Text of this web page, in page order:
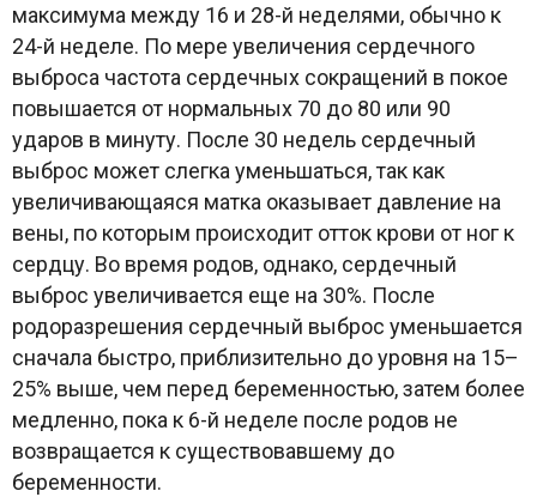
максимума между 16 и 28-й неделями, обычно к
24-й неделе. По мере увеличения сердечного
выброса частота сердечных сокращений в покое
повышается от нормальных 70 до 80 или 90
ударов в минуту. После 30 недель сердечный
выброс может слегка уменьшаться, так как
увеличивающаяся матка оказывает давление на
вены, по которым происходит отток крови от ног к
сердцу. Во время родов, однако, сердечный
выброс увеличивается еще на 30%. После
родоразрешения сердечный выброс уменьшается
сначала быстро, приблизительно до уровня на 15–
25% выше, чем перед беременностью, затем более
медленно, пока к 6-й неделе после родов не
возвращается к существовавшему до
беременности.